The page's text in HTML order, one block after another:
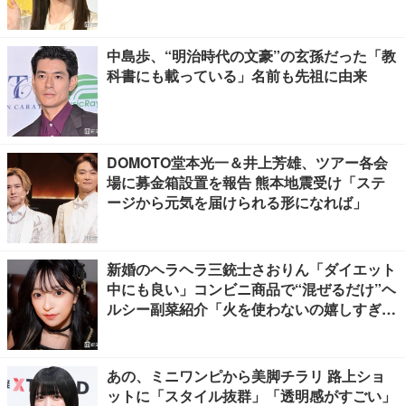
中島歩、“明治時代の文豪”の玄孫だった「教
科書にも載っている」名前も先祖に由来
DOMOTO堂本光一＆井上芳雄、ツアー各会
場に募金箱設置を報告 熊本地震受け「ステ
ージから元気を届けられる形になれば」
新婚のヘラヘラ三銃士さおりん「ダイエット
中にも良い」コンビニ商品で“混ぜるだけ”ヘ
ルシー副菜紹介「火を使わないの嬉しすぎ
あの、ミニワンピから美脚チラリ 路上ショ
ットに「スタイル抜群」「透明感がすごい」